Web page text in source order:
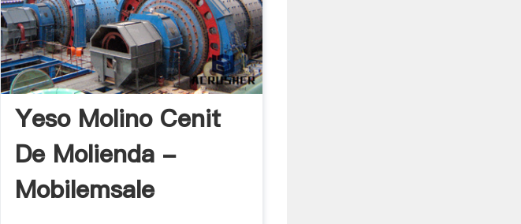
Yeso Molino Cenit
De Molienda -
Mobilemsale